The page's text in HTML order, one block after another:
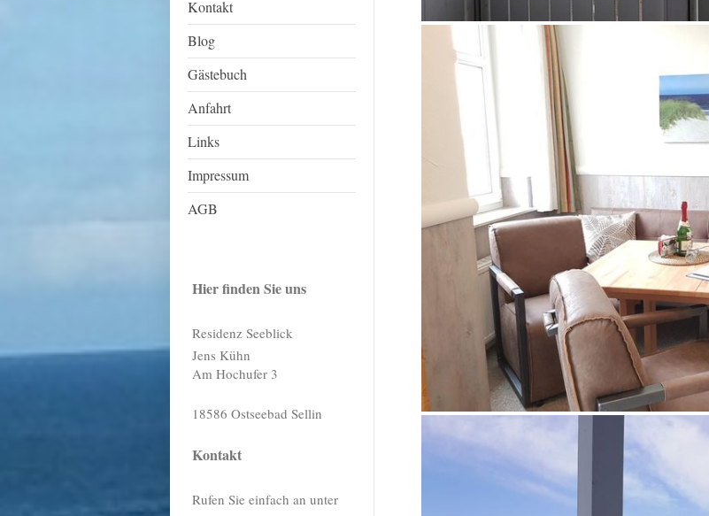
Kontakt
Blog
Gästebuch
Anfahrt
Links
Impressum
AGB
Hier finden Sie uns
Residenz Seeblick
Jens Kühn
Am Hochufer 3
18586 Ostseebad Sellin
Kontakt
Rufen Sie einfach an unter